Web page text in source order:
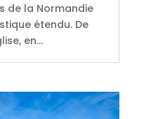
de la Normandie
étendu. De
en...